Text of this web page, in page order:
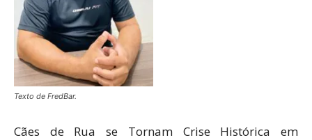
Texto de FredBar.
Cães de Rua se Tornam Crise Histórica em